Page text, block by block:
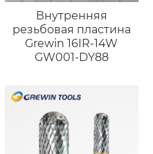
Внутренняя
резьбовая пластина
Grewin 16IR-14W
GW001-DY88